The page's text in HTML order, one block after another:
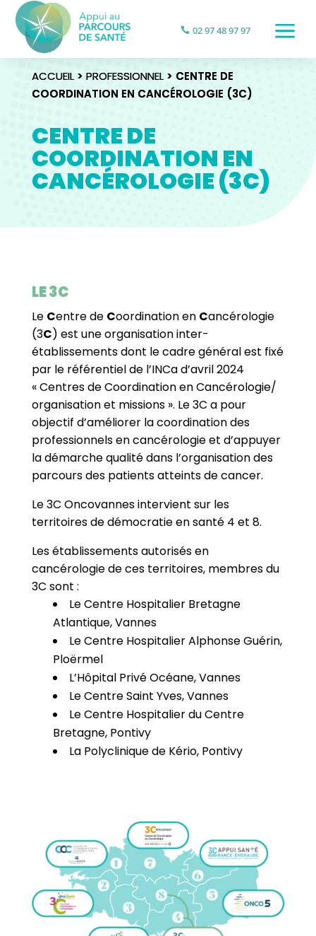
02 97 48 97 97 a
ACCUEIL> PROFESSIONNEL> CENTRE DE
COORDINATION EN CANCÉROLOGIE (3C)
CENTRE DE
COORDINATION EN
CANCÉROLOGIE (3C)
ACCUEIL> PROFESSIONNEL> CENTRE DE
COORDINATION EN CANCÉROLOGIE (3C)
LE 3C
Le Centre de Coordination en Cancérologie
(3C) est une organisation inter-
établissements dont le cadre général est fixé
par le référentiel de l’INCa d’avril 2024
« Centres de Coordination en Cancérologie/
organisation et missions ». Le 3C a pour
objectif d’améliorer la coordination des
professionnels en cancérologie et d’appuyer
la démarche qualité dans l’organisation des
parcours des patients atteints de cancer.
Le 3C Oncovannes intervient sur les
territoires de démocratie en santé 4 et 8.
Les établissements autorisés en
cancérologie de ces territoires, membres du
3C sont :
Le Centre Hospitalier Bretagne
Atlantique, Vannes
Le Centre Hospitalier Alphonse Guérin,
Ploërmel
L’Hôpital Privé Océane, Vannes
Le Centre Saint Yves, Vannes
Le Centre Hospitalier du Centre
Bretagne, Pontivy
La Polyclinique de Kério, Pontivy